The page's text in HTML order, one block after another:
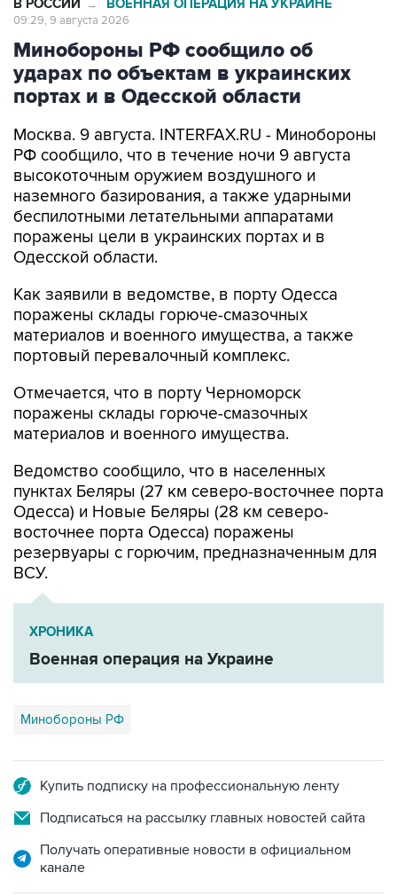
В РОССИИ → ВОЕННАЯ ОПЕРАЦИЯ НА УКРАИНЕ
09:29, 9 августа 2026
Минобороны РФ сообщило об
ударах по объектам в украинских
портах и в Одесской области
Москва. 9 августа. INTERFAX.RU - Минобороны
РФ сообщило, что в течение ночи 9 августа
высокоточным оружием воздушного и
наземного базирования, а также ударными
беспилотными летательными аппаратами
поражены цели в украинских портах и в
Одесской области.
Как заявили в ведомстве, в порту Одесса
поражены склады горюче-смазочных
материалов и военного имущества, а также
портовый перевалочный комплекс.
Отмечается, что в порту Черноморск
поражены склады горюче-смазочных
материалов и военного имущества.
Ведомство сообщило, что в населенных
пунктах Беляры (27 км северо-восточнее порта
Одесса) и Новые Беляры (28 км северо-
восточнее порта Одесса) поражены
резервуары с горючим, предназначенным для
ВСУ.
ХРОНИКА
Военная операция на Украине
Минобороны РФ
Купить подписку на профессиональную ленту
Подписаться на рассылку главных новостей сайта
Получать оперативные новости в официальном
канале